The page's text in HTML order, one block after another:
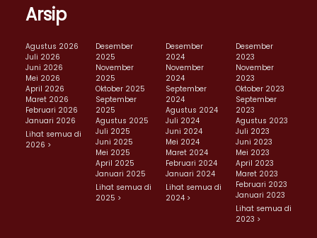
Arsip
Agustus 2026
Juli 2026
Juni 2026
Mei 2026
April 2026
Maret 2026
Februari 2026
Januari 2026
Lihat semua di
2026 >
Desember
2025
November
2025
Oktober 2025
September
2025
Agustus 2025
Juli 2025
Juni 2025
Mei 2025
April 2025
Januari 2025
Lihat semua di
2025 >
Desember
2024
November
2024
September
2024
Agustus 2024
Juli 2024
Juni 2024
Mei 2024
Maret 2024
Februari 2024
Januari 2024
Lihat semua di
2024 >
Desember
2023
November
2023
Oktober 2023
September
2023
Agustus 2023
Juli 2023
Juni 2023
Mei 2023
April 2023
Maret 2023
Februari 2023
Januari 2023
Lihat semua di
2023 >